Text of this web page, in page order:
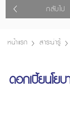
กลับไป
หน้าแรก สาระน่ารู้
ดอกเบี้ยนโ